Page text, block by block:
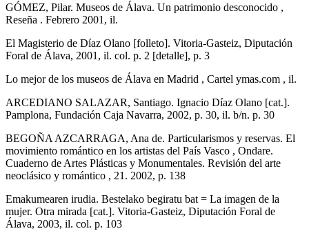
GÓMEZ, Pilar. Museos de Álava. Un patrimonio desconocido ,
Reseña . Febrero 2001, il.
El Magisterio de Díaz Olano [folleto]. Vitoria-Gasteiz, Diputación
Foral de Álava, 2001, il. col. p. 2 [detalle], p. 3
Lo mejor de los museos de Álava en Madrid , Cartel ymas.com , il.
ARCEDIANO SALAZAR, Santiago. Ignacio Díaz Olano [cat.].
Pamplona, Fundación Caja Navarra, 2002, p. 30, il. b/n. p. 30
BEGOÑA AZCARRAGA, Ana de. Particularismos y reservas. El
movimiento romántico en los artistas del País Vasco , Ondare.
Cuaderno de Artes Plásticas y Monumentales. Revisión del arte
neoclásico y romántico , 21. 2002, p. 138
Emakumearen irudia. Bestelako begiratu bat = La imagen de la
mujer. Otra mirada [cat.]. Vitoria-Gasteiz, Diputación Foral de
Álava, 2003, il. col. p. 103